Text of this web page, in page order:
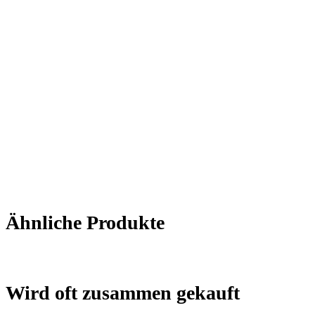
Ähnliche Produkte
Wird oft zusammen gekauft